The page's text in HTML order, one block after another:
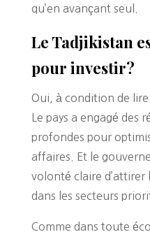
qu’en avançant seul.
Le Tadjikistan
pour investir?
Oui, à condition de
Le pays a engagé des
profondes pour
affaires. Et le
volonté claire d’attirer
dans les secteurs
Comme dans toute